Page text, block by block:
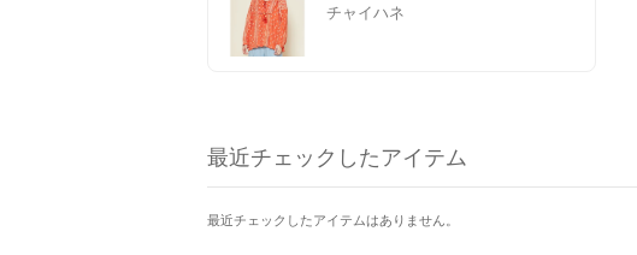
チャイハネ
最近チェックしたアイテム
最近チェックしたアイテムはありません。